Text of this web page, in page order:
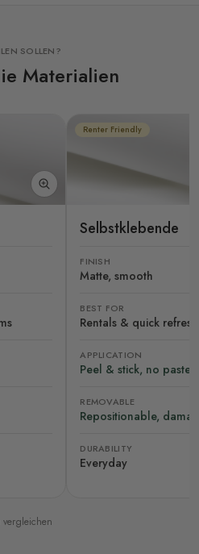
SOLLEN?
Materialien
Renter Friendly
Selbstklebende
FINISH
Matte, smooth
BEST FOR
Rentals & quick
APPLICATION
Peel & stick, no paste
REMOVABLE
Repositionable,
DURABILITY
Everyday